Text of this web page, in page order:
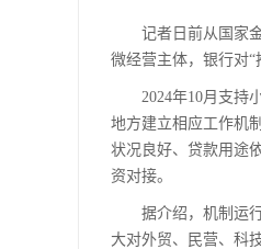
记者日前从国家金
微经营主体，银行对
2024年10月支持小
地方建立相应工作机
状况良好、贷款用途
资对接。
据介绍，机制运行
大对外贸、民营、科